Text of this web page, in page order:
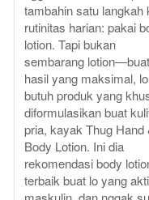
tambahin satu langkah
rutinitas harian: pakai
lotion. Tapi bukan
sembarang lotion—buat
hasil yang maksimal, lo
butuh produk yang
diformulasikan buat
pria, kayak Thug Hand
Body Lotion. Ini dia
rekomendasi body
terbaik buat lo yang